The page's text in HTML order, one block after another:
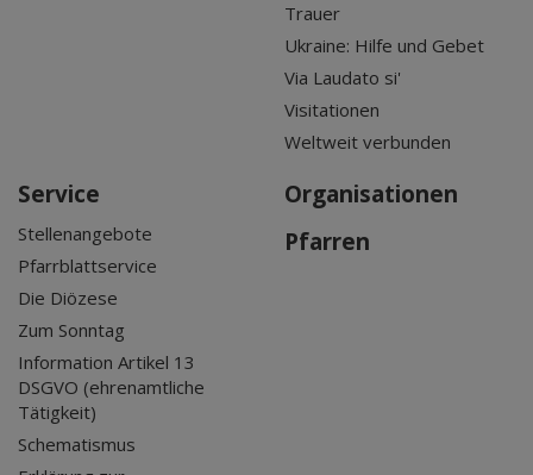
Trauer
Ukraine: Hilfe und Gebet
Via Laudato si'
Visitationen
Weltweit verbunden
Service
Stellenangebote
Pfarrblattservice
Die Diözese
Zum Sonntag
Information Artikel 13
DSGVO (ehrenamtliche
Tätigkeit)
Schematismus
Organisationen
Pfarren